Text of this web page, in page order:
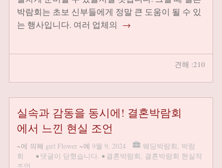
박람회는 초보 신부들에게 정말 큰 도움이 될 수 있
는 행사입니다. 여러 업체의 →
견해 :210
실속과 감동을 동시에! 결혼박람회
에서 느낀 현실 조언
~에 의해 girl Flower ~에 9월 9, 2024 웨딩박람회, 박람
회
• 댓글이 닫혔습니다. • 결혼박람회, 결혼박람회 현실적
조언